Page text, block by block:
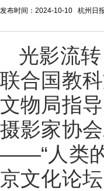
发布时间：2024-10-10 杭州日
光影流
联合国教
文物局指
摄影家协
——“人类
京文化论